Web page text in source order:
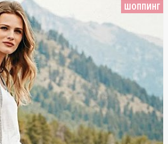
ШОППИНГ